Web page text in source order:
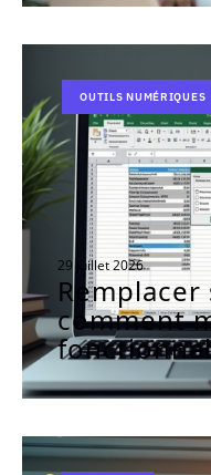
OUTILS NUMÉRIQUES
29 juillet 2026
comment